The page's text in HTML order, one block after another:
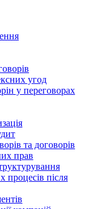
угод
у переговорах
та договорів
прав
процесів після